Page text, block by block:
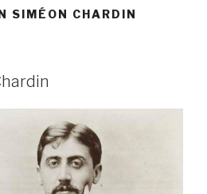
SIMÉON CHARDIN